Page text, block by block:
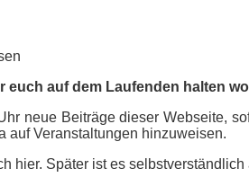
euch auf dem Lau­fen­den hal­ten
neue Bei­trä­ge die­ser Web­sei­te,
auf Ver­an­stal­tun­gen hinzuweisen.
hier. Spä­ter ist es